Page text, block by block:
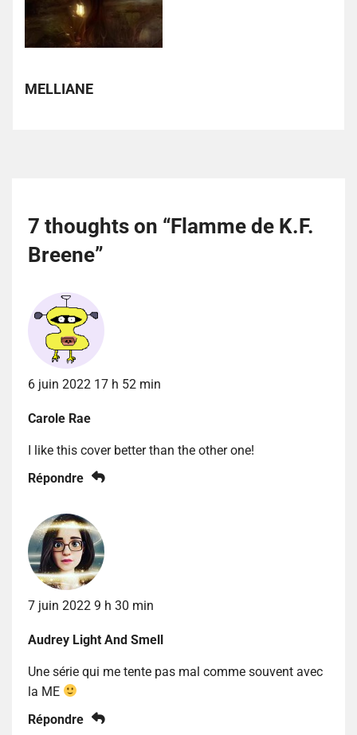
MELLIANE
7 thoughts on “Flamme de K.F.
Breene”
6 juin 2022 17 h 52 min
Carole Rae
I like this cover better than the other one!
Répondre
7 juin 2022 9 h 30 min
Audrey Light And Smell
Une série qui me tente pas mal comme souvent avec
la ME
Répondre